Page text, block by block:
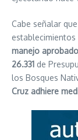
Cabe señalar
manejo
26.331 de
los Bosques
Cruz adhiere